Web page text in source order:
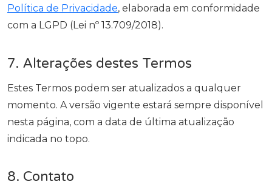
Política de Privacidade, elaborada em conformidade
com a LGPD (Lei nº 13.709/2018).
7. Alterações destes Termos
Estes Termos podem ser atualizados a qualquer
momento. A versão vigente estará sempre disponível
nesta página, com a data de última atualização
indicada no topo.
8. Contato